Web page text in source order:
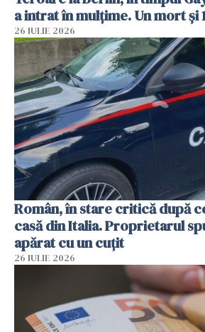
a intrat în mulțime. Un mort și
26 IULIE 2026
Român, în stare critică după
casă din Italia. Proprietarul
apărat cu un cuțit
26 IULIE 2026